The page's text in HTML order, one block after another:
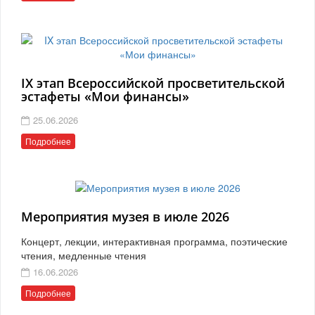
IX этап Всероссийской просветительской
эстафеты «Мои финансы»
25.06.2026
Подробнее
Мероприятия музея в июле 2026
Концерт, лекции, интерактивная программа, поэтические
чтения, медленные чтения
16.06.2026
Подробнее